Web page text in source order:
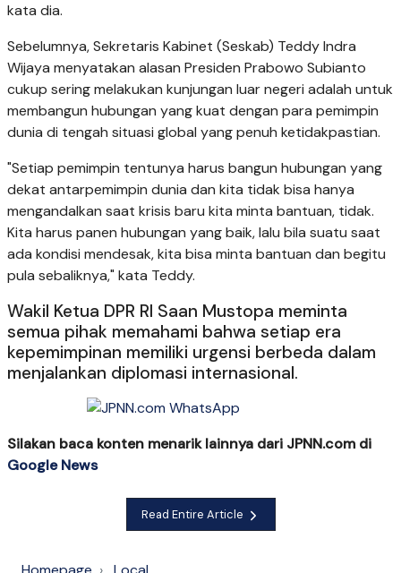
kata dia.
Sebelumnya, Sekretaris Kabinet (Seskab) Teddy Indra
Wijaya menyatakan alasan Presiden Prabowo Subianto
cukup sering melakukan kunjungan luar negeri adalah untuk
membangun hubungan yang kuat dengan para pemimpin
dunia di tengah situasi global yang penuh ketidakpastian.
"Setiap pemimpin tentunya harus bangun hubungan yang
dekat antarpemimpin dunia dan kita tidak bisa hanya
mengandalkan saat krisis baru kita minta bantuan, tidak.
Kita harus panen hubungan yang baik, lalu bila suatu saat
ada kondisi mendesak, kita bisa minta bantuan dan begitu
pula sebaliknya," kata Teddy.
Wakil Ketua DPR RI Saan Mustopa meminta
semua pihak memahami bahwa setiap era
kepemimpinan memiliki urgensi berbeda dalam
menjalankan diplomasi internasional.
Silakan baca konten menarik lainnya dari JPNN.com di
Google News
Read Entire Article